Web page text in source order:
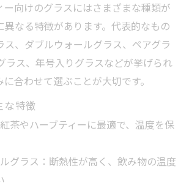
ーンティーワイングラスで特別な
り
イベントに最適な年号入りグラス
ーンティーグラスで記憶に残るギ
ー向けのグラスにはさまざまな種類が
異なる特徴があります。代表的なもの
ス、ダブルウォールグラス、ペアグラ
ラス、年号入りグラスなどが挙げられ
合わせて選ぶことが大切です。
な特徴
茶やハーブティーに最適で、温度を保
グラス：断熱性が高く、飲み物の温度